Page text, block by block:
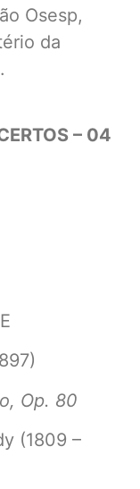
Osesp,
da
– 04
Op. 80
(1809 –